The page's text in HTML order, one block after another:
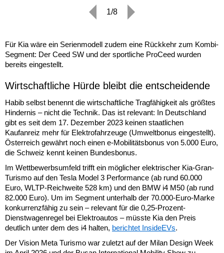
1/8
Für Kia wäre ein Serienmodell zudem eine Rückkehr zum Kombi-
Segment: Der Ceed SW und der sportliche ProCeed wurden
bereits eingestellt.
Wirtschaftliche Hürde bleibt die entscheidende
Habib selbst benennt die wirtschaftliche Tragfähigkeit als größtes
Hindernis – nicht die Technik. Das ist relevant: In Deutschland
gibt es seit dem 17. Dezember 2023 keinen staatlichen
Kaufanreiz mehr für Elektrofahrzeuge (Umweltbonus eingestellt).
Österreich gewährt noch einen e-Mobilitätsbonus von 5.000 Euro,
die Schweiz kennt keinen Bundesbonus.
Im Wettbewerbsumfeld trifft ein möglicher elektrischer Kia-Gran-
Turismo auf den Tesla Model 3 Performance (ab rund 60.000
Euro, WLTP-Reichweite 528 km) und den BMW i4 M50 (ab rund
82.000 Euro). Um im Segment unterhalb der 70.000-Euro-Marke
konkurrenzfähig zu sein – relevant für die 0,25-Prozent-
Dienstwagenregel bei Elektroautos – müsste Kia den Preis
deutlich unter dem des i4 halten, berichtet InsideEVs.
Der Vision Meta Turismo war zuletzt auf der Milan Design Week